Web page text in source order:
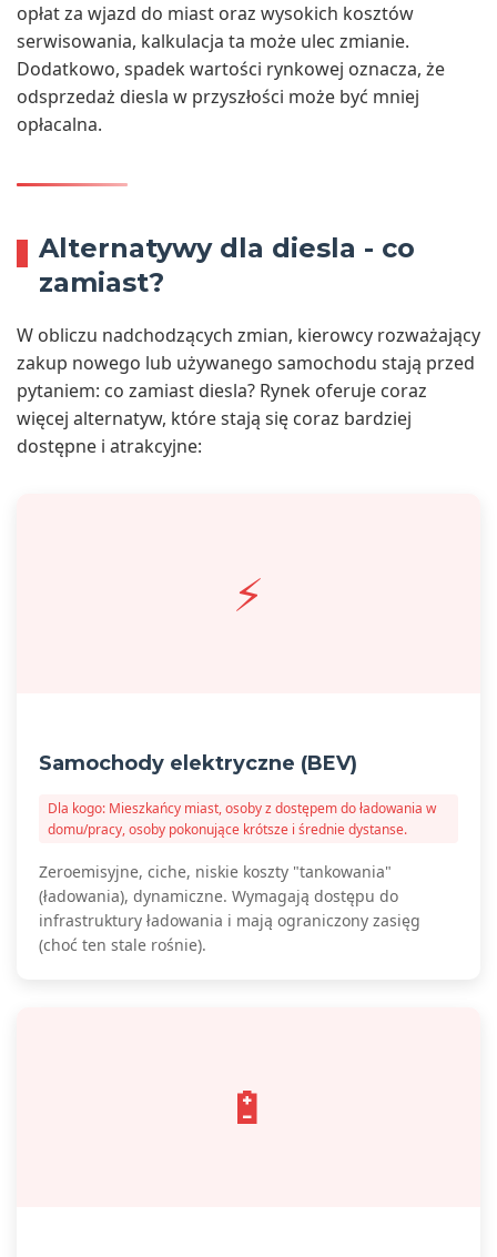
opłat za wjazd do miast oraz wysokich kosztów
serwisowania, kalkulacja ta może ulec zmianie.
Dodatkowo, spadek wartości rynkowej oznacza, że
odsprzedaż diesla w przyszłości może być mniej
opłacalna.
Alternatywy dla diesla - co
zamiast?
W obliczu nadchodzących zmian, kierowcy rozważający
zakup nowego lub używanego samochodu stają przed
pytaniem: co zamiast diesla? Rynek oferuje coraz
więcej alternatyw, które stają się coraz bardziej
dostępne i atrakcyjne:
⚡
Samochody elektryczne (BEV)
Dla kogo: Mieszkańcy miast, osoby z dostępem do ładowania w
domu/pracy, osoby pokonujące krótsze i średnie dystanse.
Zeroemisyjne, ciche, niskie koszty "tankowania"
(ładowania), dynamiczne. Wymagają dostępu do
infrastruktury ładowania i mają ograniczony zasięg
(choć ten stale rośnie).
🔋